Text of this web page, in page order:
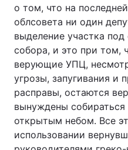
о том, что на
облсовета ни один
выделение участка под
собора, и это при том,
верующие УПЦ,
угрозы, запугивания и
расправы, остаются
вынуждены
открытым небом. Все
использовании